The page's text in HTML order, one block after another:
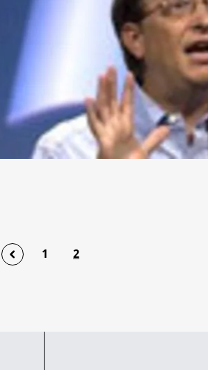
1 2